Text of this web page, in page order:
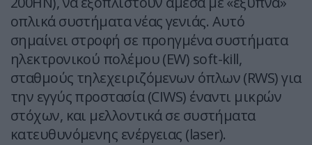
οπλικά συστήματα νέας γενιάς. Αυτό
σημαίνει στροφή σε προηγμένα συστήματα
ηλεκτρονικού πολέμου (EW) soft-kill,
σταθμούς τηλεχειριζόμενων όπλων (RWS) για
την εγγύς προστασία (CIWS) έναντι μικρών
στόχων, και μελλοντικά σε συστήματα
κατευθυνόμενης ενέργειας (laser).